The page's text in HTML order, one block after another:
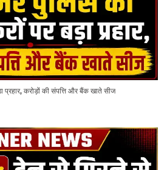
प्रहार, करोड़ों की संपत्ति और बैंक खाते सीज